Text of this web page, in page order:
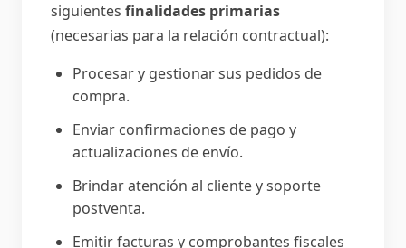
siguientes finalidades primarias
(necesarias para la relación contractual):
Procesar y gestionar sus pedidos de
compra.
Enviar confirmaciones de pago y
actualizaciones de envío.
Brindar atención al cliente y soporte
postventa.
Emitir facturas y comprobantes fiscales